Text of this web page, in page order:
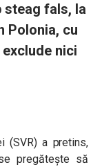
steag fals, la
Polonia, cu
nici
(SVR) a pretins,
pregătește să